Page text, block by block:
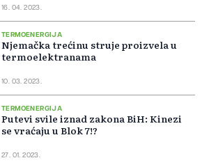
16. 04. 2023.
TERMOENERGIJA
Njemačka trećinu struje proizvela u
termoelektranama
10. 03. 2023.
TERMOENERGIJA
Putevi svile iznad zakona BiH: Kinezi
se vraćaju u Blok 7!?
27. 01. 2023.